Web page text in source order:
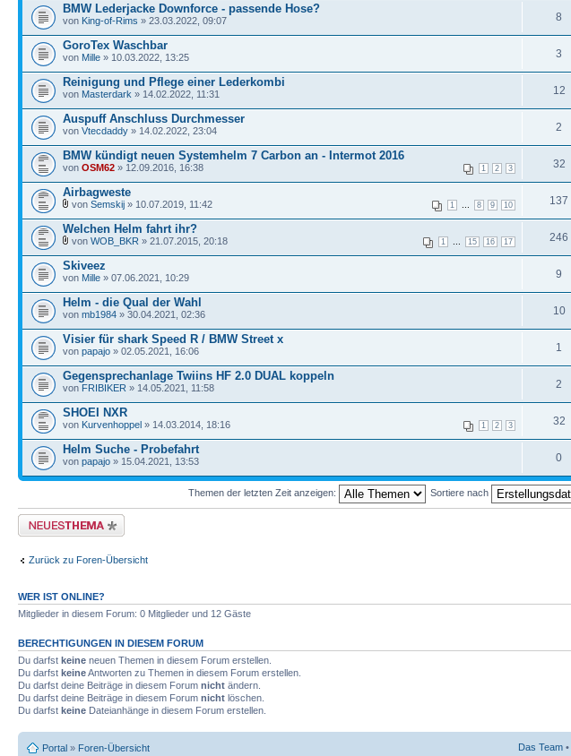
BMW Lederjacke Downforce - passende Hose?
von King-of-Rims » 23.03.2022, 09:07 8
GoroTex Waschbar
von Mille » 10.03.2022, 13:25 3
Reinigung und Pflege einer Lederkombi
von Masterdark » 14.02.2022, 11:31 12
Auspuff Anschluss Durchmesser
von Vtecdaddy » 14.02.2022, 23:04 2
BMW kündigt neuen Systemhelm 7 Carbon an - Intermot 2016
1 2 3
von OSM62 » 12.09.2016, 16:38 32
Airbagweste
1 8 9 10
von Semskij » 10.07.2019, 11:42 137
Welchen Helm fahrt ihr?
1 15 16 17
von WOB_BKR » 21.07.2015, 20:18 246
Skiveez
von Mille » 07.06.2021, 10:29 9
Helm - die Qual der Wahl
von mb1984 » 30.04.2021, 02:36 10
Visier für shark Speed R / BMW Street x
von papajo » 02.05.2021, 16:06 1
Gegensprechanlage Twiins HF 2.0 DUAL koppeln
von FRIBIKER » 14.05.2021, 11:58 2
SHOEI NXR
1 2 3
von Kurvenhoppel » 14.03.2014, 18:16 32
Helm Suche - Probefahrt
von papajo » 15.04.2021, 13:53 0
Themen der letzten Zeit anzeigen: Sortiere nach
Neues Thema erstellen
Zurück zu Foren-Übersicht
WER IST ONLINE?
Mitglieder in diesem Forum: 0 Mitglieder und 12 Gäste
BERECHTIGUNGEN IN DIESEM FORUM
Du darfst keine neuen Themen in diesem Forum erstellen.
Du darfst keineAntworten zu Themen in diesem Forum erstellen.
Du darfst deine Beiträge in diesem Forum nicht ändern.
Du darfst deine Beiträge in diesem Forum nicht löschen.
Du darfst keine Dateianhänge in diesem Forum erstellen.
Portal » Foren-Übersicht Das Team •